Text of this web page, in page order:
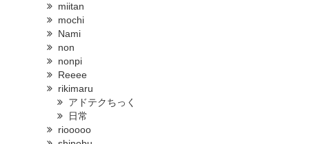
miitan
mochi
Nami
non
nonpi
Reeee
rikimaru
アドテクちっく
日常
riooooo